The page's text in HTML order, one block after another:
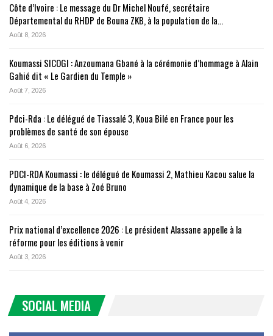
Côte d’Ivoire : Le message du Dr Michel Noufé, secrétaire
Départemental du RHDP de Bouna ZKB, à la population de la…
Août 8, 2026
Koumassi SICOGI : Anzoumana Gbané à la cérémonie d’hommage à Alain
Gahié dit « Le Gardien du Temple »
Août 7, 2026
Pdci-Rda : Le délégué de Tiassalé 3, Koua Bilé en France pour les
problèmes de santé de son épouse
Août 6, 2026
PDCI-RDA Koumassi : le délégué de Koumassi 2, Mathieu Kacou salue la
dynamique de la base à Zoé Bruno
Août 4, 2026
Prix national d’excellence 2026 : Le président Alassane appelle à la
réforme pour les éditions à venir
Août 3, 2026
SOCIAL MEDIA